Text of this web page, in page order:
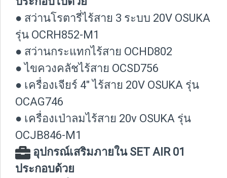
● สว่านโรตารี่ไร้สาย 3 ระบบ 20V OSUKA
รุ่น OCRH852-M1
● สว่านกระแทกไร้สาย OCHD802
● ไขควงคลัชไร้สาย OCSD756
● เครื่องเจียร์ 4" ไร้สาย 20V OSUKA รุ่น
OCAG746
● เครื่องเป่าลมไร้สาย 20v OSUKA รุ่น
OCJB846-M1
อุปกรณ์เสริมภายใน SET AIR 01
ประกอบด้วย